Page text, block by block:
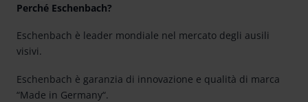
Perché Eschenbach?
Eschenbach è leader mondiale nel mercato degli ausili
visivi.
Eschenbach è garanzia di innovazione e qualità di marca
“Made in Germany“.